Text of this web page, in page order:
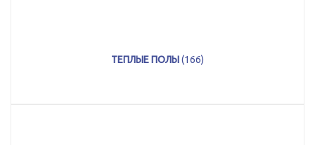
ТЕПЛЫЕ ПОЛЫ(166)